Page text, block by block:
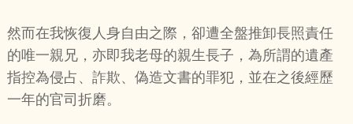
然而在我恢復人身自由之際，卻遭全盤推卸長照責任
的唯一親兄，亦即我老母的親生長子，為所謂的遺產
指控為侵占、詐欺、偽造文書的罪犯，並在之後經歷
一年的官司折磨。